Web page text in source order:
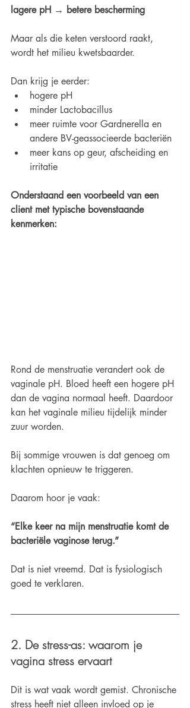
lagere pH → betere bescherming
Maar als die keten verstoord raakt,
wordt het milieu kwetsbaarder.
Dan krijg je eerder:
hogere pH
minder Lactobacillus
meer ruimte voor Gardnerella en
andere BV-geassocieerde bacteriën
meer kans op geur, afscheiding en
irritatie
Onderstaand een voorbeeld van een
client met typische bovenstaande
kenmerken:
Rond de menstruatie verandert ook de
vaginale pH. Bloed heeft een hogere pH
dan de vagina normaal heeft. Daardoor
kan het vaginale milieu tijdelijk minder
zuur worden.
Bij sommige vrouwen is dat genoeg om
klachten opnieuw te triggeren.
Daarom hoor je vaak:
“Elke keer na mijn menstruatie komt de
bacteriële vaginose terug.”
Dat is niet vreemd. Dat is fysiologisch
goed te verklaren.
2. De stress-as: waarom je
vagina stress ervaart
Dit is wat vaak wordt gemist. Chronische
stress heeft niet alleen invloed op je